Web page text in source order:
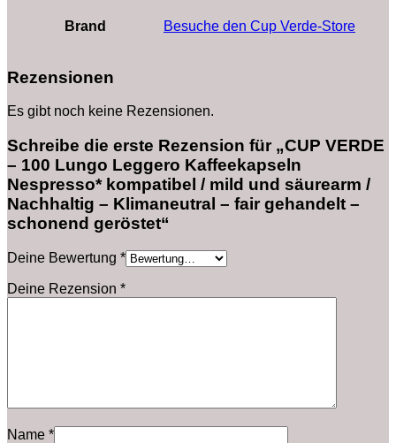
Brand Besuche den Cup Verde-Store
Rezensionen
Es gibt noch keine Rezensionen.
Schreibe die erste Rezension für „CUP VERDE
– 100 Lungo Leggero Kaffeekapseln
Nespresso* kompatibel / mild und säurearm /
Nachhaltig – Klimaneutral – fair gehandelt –
schonend geröstet“
Deine Bewertung *
Deine Rezension *
Name *